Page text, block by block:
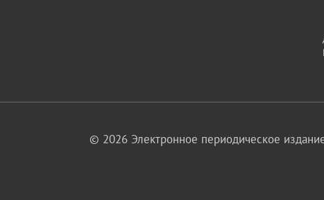
© 2026 Электронное периодическое